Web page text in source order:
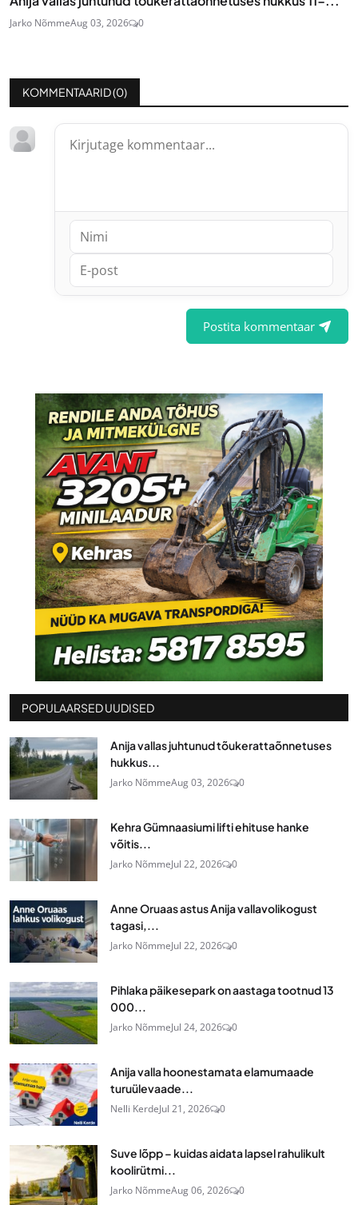
Jarko NõmmeAug 03, 2026 0
KOMMENTAARID (0)
Postita kommentaar
POPULAARSED UUDISED
Anija vallas juhtunud tõukerattaõnnetuses
hukkus...
Jarko NõmmeAug 03, 2026 0
Kehra Gümnaasiumi lifti ehituse hanke
võitis...
Jarko NõmmeJul 22, 2026 0
Anne Oruaas astus Anija vallavolikogust
tagasi,...
Jarko NõmmeJul 22, 2026 0
Pihlaka päikesepark on aastaga tootnud 13
000...
Jarko NõmmeJul 24, 2026 0
Anija valla hoonestamata elamumaade
turuülevaade...
Nelli KerdeJul 21, 2026 0
Suve lõpp – kuidas aidata lapsel rahulikult
koolirütmi...
Jarko NõmmeAug 06, 2026 0